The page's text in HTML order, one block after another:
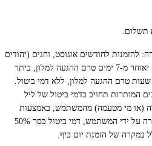
תשלום.
להזמנות לחודשים אוגוסט, וחגים (יהודים
ונוצרים) - ניתן לבטל את הזמנה לא יאוחר מ-7 ימים טרם ההגעה למלון, ביתר
החודשים, ניתן לבטל הזמנה עד 72 שעות טרם ההגעה למלון, ללא דמי ביטול.
המותרות תחויב בדמי ביטול של ליל
(או מי מטעמה) מהמשתמש, באמצעות
כרטיס האשראי שמספרו נמסר לחברה על ידי המשתמש, דמי ביטול בסך 50%
במקרה של הזמנת יום כיף